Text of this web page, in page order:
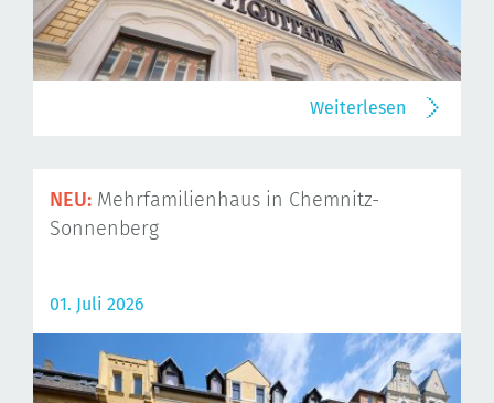
Weiterlesen
NEU: Mehrfamilienhaus in Chemnitz-
Sonnenberg
01. Juli 2026